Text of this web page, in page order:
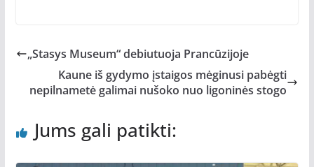
„Stasys Museum“ debiutuoja Prancūzijoje
Kaune iš gydymo įstaigos mėginusi pabėgti
nepilnametė galimai nušoko nuo ligoninės stogo
Jums gali patikti: